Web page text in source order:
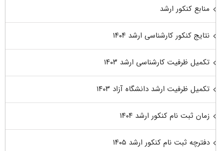
منابع کنکور ارشد
نتایج کنکور کارشناسی ارشد ۱۴۰۴
تکمیل ظرفیت کارشناسی ارشد ۱۴۰۳
تکمیل ظرفیت ارشد دانشگاه آزاد ۱۴۰۳
زمان ثبت نام کنکور ارشد ۱۴۰۴
دفترچه ثبت نام کنکور ارشد ۱۴۰۵